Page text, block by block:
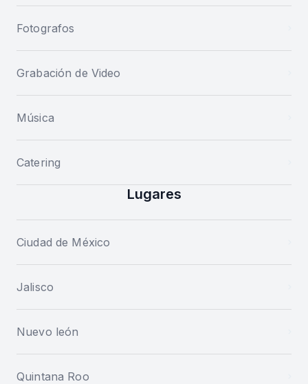
Fotografos
Grabación de Video
Música
Catering
Lugares
Ciudad de México
Jalisco
Nuevo león
Quintana Roo